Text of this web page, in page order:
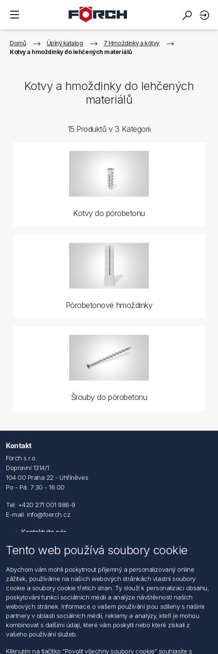
Domů Úplný katalog
7 Hmoždinky a kotvy
Kotvy a hmoždinky do lehčených materiálů
Kotvy a hmoždinky do lehčených
materiálů
15 Produktů v 3 Kategorii
Kotvy do pórobetonu
Pórobetonové hmoždinky
Šrouby do pórobetonu
Kontakt
Förch s.r.o.
Dopravní 1314/1
104 00 Praha 22 - Uhříněves
Po - Pá: 7:30 - 16:00
Tel: +420 271 001 986-9
E-mail: info@foerch.cz
Kontaktujte nás
Hledat
Dodržování předpisů
Zásady zpracování osobních údajů fyzických osob
Podmínky zasílání elektronických dokumentu
Všeobecné dodací a obchodní podmínky
Informace o nakládaní s elektroodpadem
Můj účet
Tento web používá soubory cookie
Abychom vám mohli poskytnout příjemný a personalizovaný online
zážitek, používáme na našich webových stránkách vlastní soubory
cookie a soubory cookie třetích stran. Ty slouží k personalizaci obsahu,
poskytování funkcí sociálních médií a analýze návštěvnosti našich
webových stránek. Informace o vašem používání jsou sdíleny s našimi
partnery v oblasti sociálních médií, reklamy a analýzy, kteří je mohou
kombinovat s dalšími údaji, které vám poskytli nebo které získali z
vašeho používání služeb.
Kliknutím na tlačítko "Povolit všechny soubory cookie" souhlasíte s